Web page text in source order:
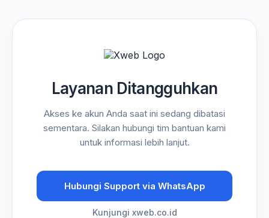
Layanan Ditangguhkan
Akses ke akun Anda saat ini sedang dibatasi
sementara. Silakan hubungi tim bantuan kami
untuk informasi lebih lanjut.
Hubungi Support via WhatsApp
Kunjungi xweb.co.id